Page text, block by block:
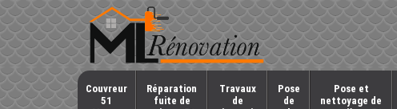
Couvreur
51
Réparation
fuite de
Travaux
de
Pose
de
Pose et
nettoyage de